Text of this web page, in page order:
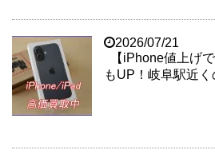
2026/07/21
【iPhone値上げ
もUP！岐阜駅近